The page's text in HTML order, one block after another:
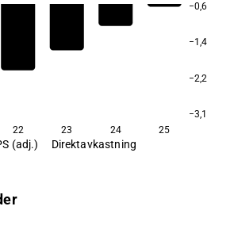
−0,6
−1,4
−2,2
−3,1
22 23 24 25
(adj.) Direktavkastning